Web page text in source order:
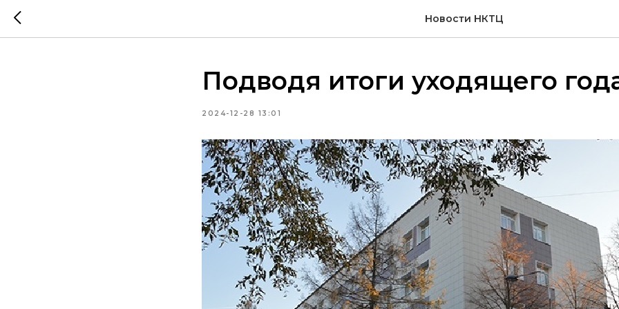
Новости НКТЦ
Подводя итоги уходящего
2024-12-28 13:01